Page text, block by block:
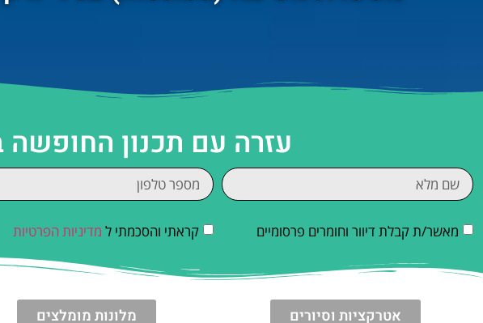
עזרה עם תכנון החופשה
מאשר/ת קבלת דיוור וחומרים פרסומיים קראתי והסכמתי ל מדיניות הפרטיות
אטרקציות וסיורים מלונות מומלצים